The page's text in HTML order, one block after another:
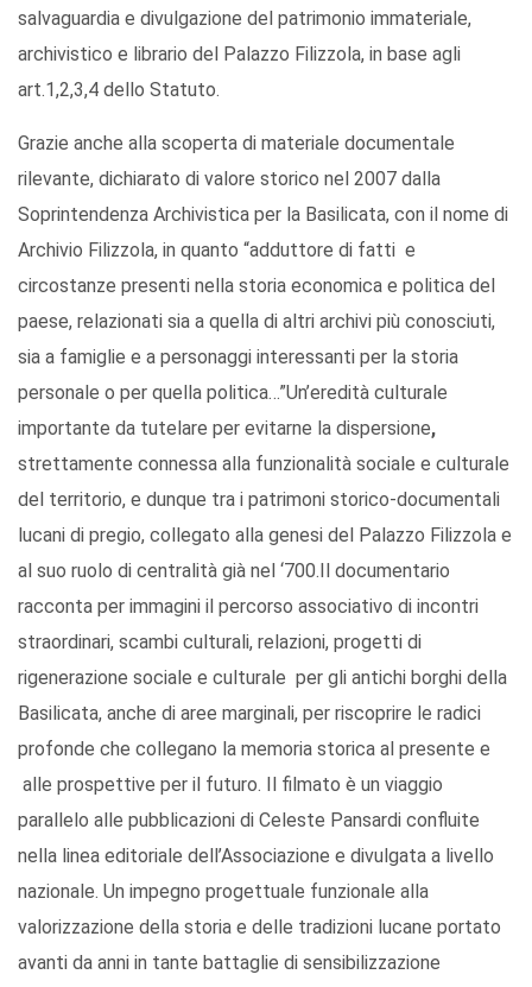
salvaguardia e divulgazione del patrimonio immateriale,
archivistico e librario del Palazzo Filizzola, in base agli
art.1,2,3,4 dello Statuto.
Grazie anche alla scoperta di materiale documentale
rilevante, dichiarato di valore storico nel 2007 dalla
Soprintendenza Archivistica per la Basilicata, con il nome di
Archivio Filizzola, in quanto “adduttore di fatti e
circostanze presenti nella storia economica e politica del
paese, relazionati sia a quella di altri archivi più conosciuti,
sia a famiglie e a personaggi interessanti per la storia
personale o per quella politica…”Un’eredità culturale
importante da tutelare per evitarne la dispersione,
strettamente connessa alla funzionalità sociale e culturale
del territorio, e dunque tra i patrimoni storico-documentali
lucani di pregio, collegato alla genesi del Palazzo Filizzola e
al suo ruolo di centralità già nel ‘700.Il documentario
racconta per immagini il percorso associativo di incontri
straordinari, scambi culturali, relazioni, progetti di
rigenerazione sociale e culturale per gli antichi borghi della
Basilicata, anche di aree marginali, per riscoprire le radici
profonde che collegano la memoria storica al presente e
alle prospettive per il futuro. Il filmato è un viaggio
parallelo alle pubblicazioni di Celeste Pansardi confluite
nella linea editoriale dell’Associazione e divulgata a livello
nazionale. Un impegno progettuale funzionale alla
valorizzazione della storia e delle tradizioni lucane portato
avanti da anni in tante battaglie di sensibilizzazione